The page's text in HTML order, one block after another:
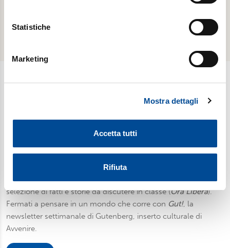
raccogliere informazioni sulla tua posizione
geografica, con un'approssimazione di qualche
Identificare il tuo dispositivo, scansionandolo
Approfondisci come vengono elaborati i tuoi dati personali
dalla Dichiarazione sui cookie.
Utilizziamo i cookie per personalizzare contenuti ed
informazioni sul modo in cui utilizza il nostro sito con i
nostri partner, che si occupano di analisi dei dati web,
pubblicità e social media, i quali potrebbero combinarle
Statistiche
Marketing
Mostra dettagli
Accetta tutti
Rifiuta
Scopri i temi più caldi, le curiosità e gli argomenti di cui si
Il meglio della settimana ). Ricevi approfondimenti su
riflessioni e strumenti per affrontare le sfide educative e
condividere la vita familiare di ogni giorno (
newsletter per gli insegnanti di religione (e non solo): una
selezione di fatti e storie da discutere in classe (Ora Libera).
Fermati a pensare in un mondo che corre con Gut!, la
newsletter settimanale di Gutenberg, inserto culturale di
Avvenire.